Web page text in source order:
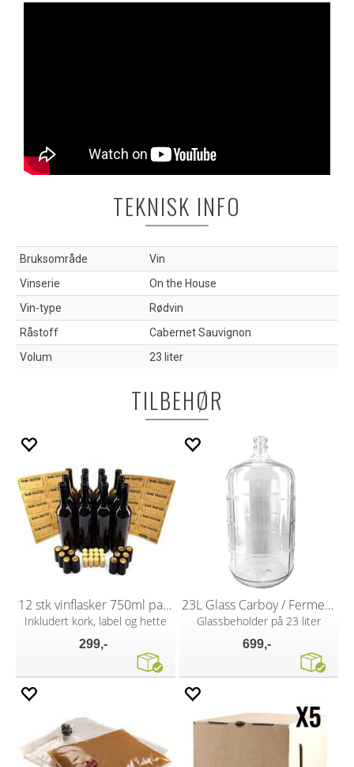
TEKNISK INFO
Bruksområde
Vin
Vinserie
On the House
Vin-type
Rødvin
Råstoff
Cabernet Sauvignon
Volum
23 liter
TILBEHØR
12 stk vinflasker 750ml pakke
Inkludert kork, label og hette
299,-
23L Glass Carboy / Fermenter
Glassbeholder på 23 liter
699,-